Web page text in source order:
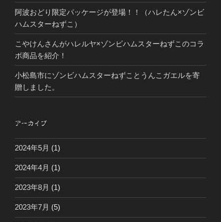
阿波おどり限定パッケージが登場！！（ハレたん×ゾンビ
ハムスターねずこ）
こやけんさんがハレルヤ×ゾンビハムスターねずこのコラ
ボ商品を紹介！
小松島市にゾンビハムスターねずことうんこガエルを寄
贈しました。
アーカイブ
2024年5月 (1)
2024年4月 (1)
2023年8月 (1)
2023年7月 (5)